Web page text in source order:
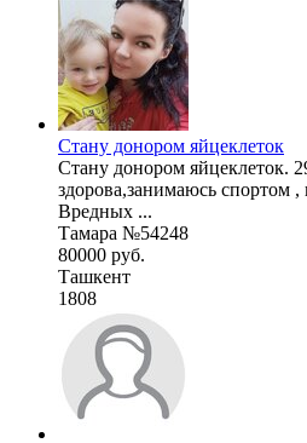
Стану донором яйцеклеток
Стану донором яйцеклеток.
здорова,занимаюсь спортом
Вредных ...
Тамара №54248
80000 руб.
Ташкент
1808